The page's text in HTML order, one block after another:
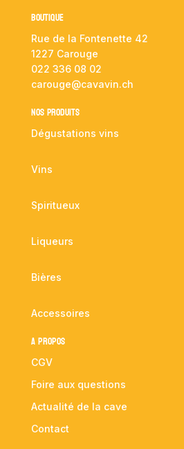
Boutique
Rue de la Fontenette 42
1227 Carouge
022 336 08 02
carouge@cavavin.ch
NOS PRODUITS
Dégustations vins
Vins
Spiritueux
Liqueurs
Bières
Accessoires
A propos
CGV
Foire aux questions
Actualité de la cave
Contact